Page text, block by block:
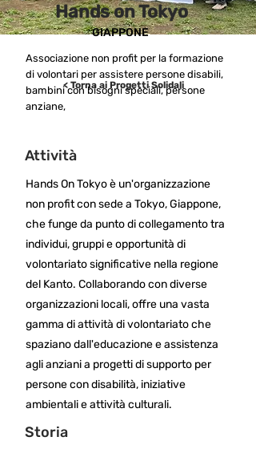
< Torna ai Progetti Solidali
Attività
Hands On Tokyo è un'organizzazione
non profit con sede a Tokyo, Giappone,
che funge da punto di collegamento tra
individui, gruppi e opportunità di
volontariato significative nella regione
del Kanto. Collaborando con diverse
organizzazioni locali, offre una vasta
gamma di attività di volontariato che
spaziano dall'educazione e assistenza
agli anziani a progetti di supporto per
persone con disabilità, iniziative
ambientali e attività culturali.
Storia
Hands on Tokyo
GIAPPONE
Associazione non profit per la formazione
di volontari per assistere persone disabili,
bambini con bisogni speciali, persone
anziane,